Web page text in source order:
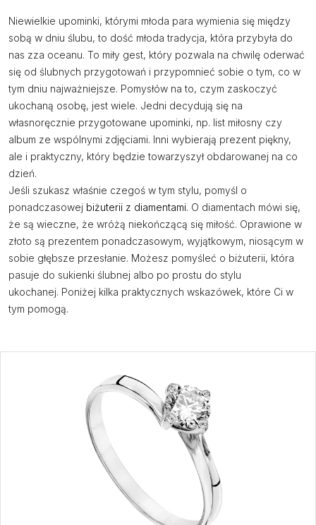
Niewielkie upominki, którymi młoda para wymienia się między
sobą w dniu ślubu, to dość młoda tradycja, która przybyła do
nas zza oceanu. To miły gest, który pozwala na chwilę oderwać
się od ślubnych przygotowań i przypomnieć sobie o tym, co w
tym dniu najważniejsze. Pomysłów na to, czym zaskoczyć
ukochaną osobę, jest wiele. Jedni decydują się na
własnoręcznie przygotowane upominki, np. list miłosny czy
album ze wspólnymi zdjęciami. Inni wybierają prezent piękny,
ale i praktyczny, który będzie towarzyszył obdarowanej na co
dzień.
Jeśli szukasz właśnie czegoś w tym stylu, pomyśl o
ponadczasowej biżuterii z diamentami. O diamentach mówi się,
że są wieczne, że wróżą niekończącą się miłość. Oprawione w
złoto są prezentem ponadczasowym, wyjątkowym, niosącym w
sobie głębsze przesłanie. Możesz pomyśleć o biżuterii, która
pasuje do sukienki ślubnej albo po prostu do stylu
ukochanej. Poniżej kilka praktycznych wskazówek, które Ci w
tym pomogą.